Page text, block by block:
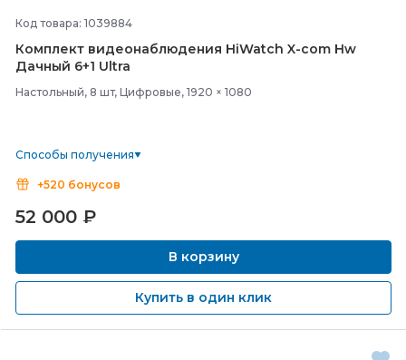
Код товара: 1039884
Комплект видеонаблюдения HiWatch X-com Hw
Дачный 6+1 Ultra
Настольный, 8 шт, Цифровые, 1920 × 1080
Способы получения
+520 бонусов
52 000 ₽
В корзину
Купить в один клик